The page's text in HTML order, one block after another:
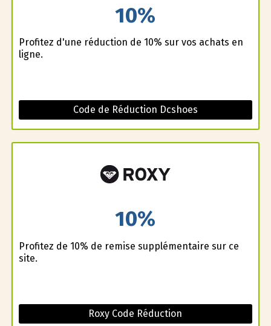
10%
Profitez d'une réduction de 10% sur vos achats en
ligne.
Code de Réduction Dcshoes
10%
Profitez de 10% de remise supplémentaire sur ce
site.
Roxy Code Réduction